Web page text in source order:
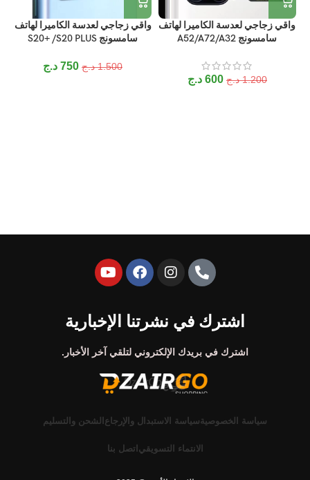
واقي زجاجي لعدسة الكاميرا لهاتف
سامسونج A52/A72/A32
1.200 د.ج 600 د.ج
واقي زجاجي لعدسة الكاميرا لهاتف
سامسونج S20+ /S20 PLUS
1.500 د.ج 750 د.ج
اشترك في نشرتنا الإخبارية
اشترك في بريدك الإلكتروني لتلقي آخر الأخبار.
سياسة الخصوصيةسياسة الاستبدال والإرجاع الشحن والتسليم
الانتماء التسويقي اتصل بنا